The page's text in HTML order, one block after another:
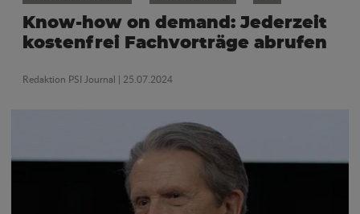
Know-how on demand: Jederzeit
kostenfrei Fachvorträge abrufen
Redaktion PSI Journal | 25.07.2024